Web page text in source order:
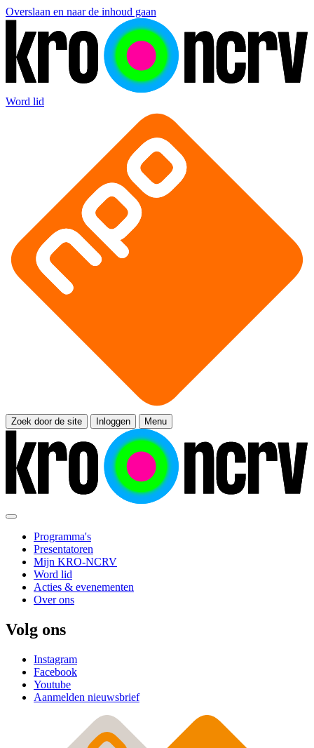
Overslaan en naar de inhoud gaan
Word lid
Zoek door de site Inloggen Menu
Programma's
Presentatoren
Mijn KRO-NCRV
Word lid
Acties & evenementen
Over ons
Volg ons
Instagram
Facebook
Youtube
Aanmelden nieuwsbrief